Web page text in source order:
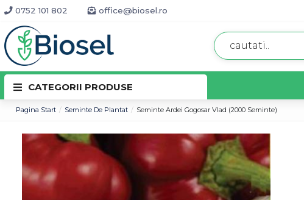
0752 101 802 office@biosel.ro
CATEGORII PRODUSE
Pagina Start Seminte De Plantat Seminte Ardei Gogosar Vlad (2000 Seminte)